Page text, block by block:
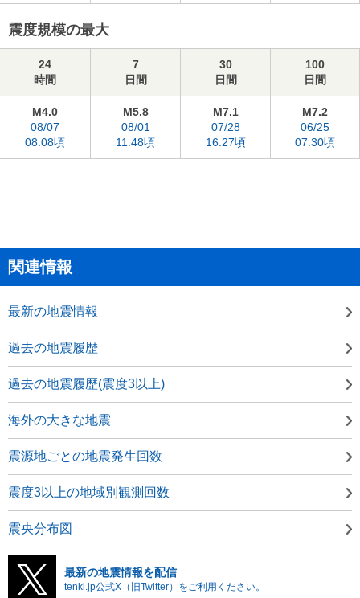
震度規模の最大
24
時間
7
日間
30
日間
100
日間
M4.0
08/07
08:08頃
M5.8
08/01
11:48頃
M7.1
07/28
16:27頃
M7.2
06/25
07:30頃
関連情報
最新の地震情報
過去の地震履歴
過去の地震履歴(震度3以上)
海外の大きな地震
震源地ごとの地震発生回数
震度3以上の地域別観測回数
震央分布図
最新の地震情報を配信
tenki.jp公式X（旧Twitter）をご利用ください。